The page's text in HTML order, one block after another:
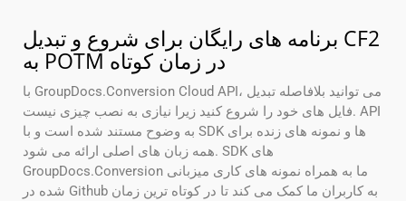
برنامه های رایگان برای شروع و تبدیل CF2
به POTM در زمان کوتاه
با GroupDocs.Conversion Cloud API، می توانید بلافاصله تبدیل
فایل های خود را شروع کنید زیرا نیازی به نصب چیزی نیست. API
به وضوح مستند شده است و با SDK ها و نمونه های زنده برای
همه زبان های اصلی ارائه می شود. SDK های
GroupDocs.Conversion ما به همراه نمونه های کاری میزبانی
شده در Github به کاربران ما کمک می کند تا در کوتاه ترین زمان